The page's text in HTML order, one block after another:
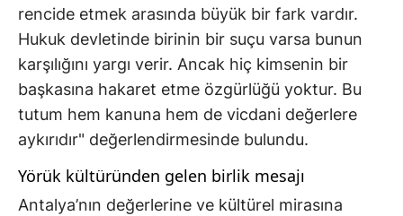
rencide etmek arasında büyük bir fark vardır.
Hukuk devletinde birinin bir suçu varsa bunun
karşılığını yargı verir. Ancak hiç kimsenin bir
başkasına hakaret etme özgürlüğü yoktur. Bu
tutum hem kanuna hem de vicdani değerlere
aykırıdır" değerlendirmesinde bulundu.
Yörük kültüründen gelen birlik mesajı
Antalya’nın değerlerine ve kültürel mirasına